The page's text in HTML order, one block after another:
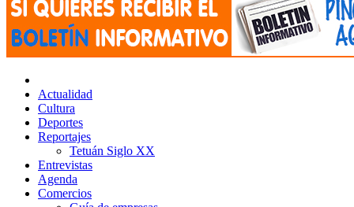
Actualidad
Cultura
Deportes
Reportajes
Tetuán Siglo XX
Entrevistas
Agenda
Comercios